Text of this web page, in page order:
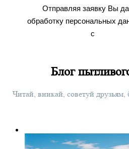
Отправляя заявку Вы
обработку персональных
с
Блог
Читай, вникай, советуй